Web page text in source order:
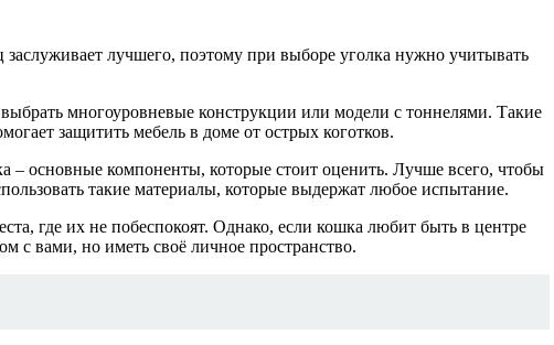
лучшего, поэтому при выборе уголка нужно учитывать
многоуровневые конструкции или модели с тоннелями. Такие
защитить мебель в доме от острых коготков.
– основные компоненты, которые стоит оценить. Лучше всего, чтобы
такие материалы, которые выдержат любое испытание.
где их не побеспокоят. Однако, если кошка любит быть в центре
с вами, но иметь своё личное пространство.